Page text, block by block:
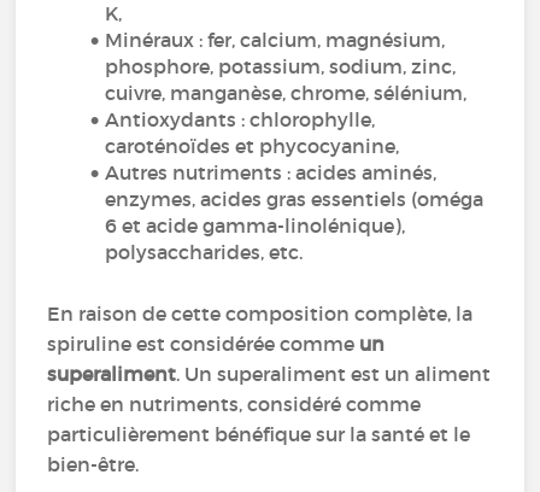
K,
Minéraux : fer, calcium, magnésium,
phosphore, potassium, sodium, zinc,
cuivre, manganèse, chrome, sélénium,
Antioxydants : chlorophylle,
caroténoïdes et phycocyanine,
Autres nutriments : acides aminés,
enzymes, acides gras essentiels (oméga
6 et acide gamma-linolénique),
polysaccharides, etc.
En raison de cette composition complète, la
spiruline est considérée comme un
superaliment. Un superaliment est un aliment
riche en nutriments, considéré comme
particulièrement bénéfique sur la santé et le
bien-être.